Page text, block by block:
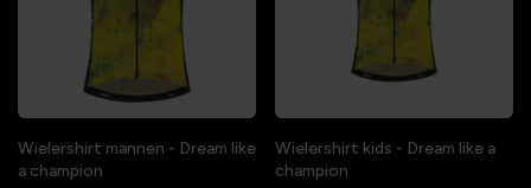
Wielershirt mannen - Dream like
a champion
Wielershirt kids - Dream like a
champion